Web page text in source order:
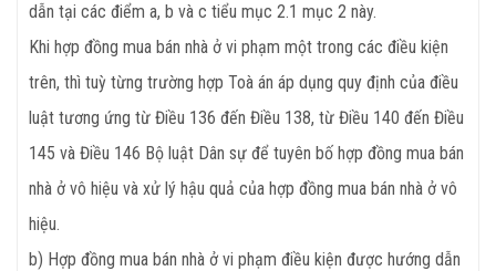
dẫn tại các điểm a, b và c tiểu mục 2.1 mục 2 này.
Khi hợp đồng mua bán nhà ở vi phạm một trong các điều kiện
trên, thì tuỳ từng trường hợp Toà án áp dụng quy định của điều
luật tương ứng từ Điều 136 đến Điều 138, từ Điều 140 đến Điều
145 và Điều 146 Bộ luật Dân sự để tuyên bố hợp đồng mua bán
nhà ở vô hiệu và xử lý hậu quả của hợp đồng mua bán nhà ở vô
hiệu.
b) Hợp đồng mua bán nhà ở vi phạm điều kiện được hướng dẫn